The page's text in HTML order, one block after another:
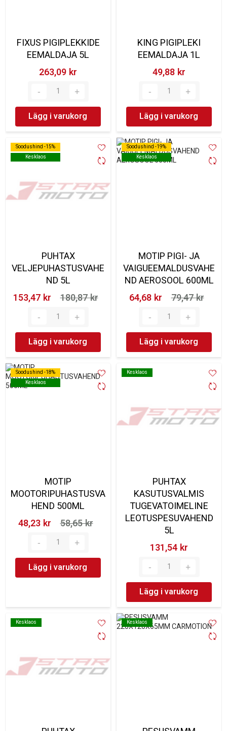
FIXUS PIGIPLEKKIDE
EEMALDAJA 5L
263,09 kr‎
Lägg i varukorg
KING PIGIPLEKI
EEMALDAJA 1L
49,88 kr‎
Lägg i varukorg
Soodushind -15%
Kesklaos
Soodushind -15%
Kesklaos
PUHTAX
VELJEPUHASTUSVAHE
ND 5L
153,47 kr‎
180,87 kr‎
Lägg i varukorg
Soodushind -19%
Kesklaos
Soodushind -19%
Kesklaos
MOTIP PIGI- JA
VAIGUEEMALDUSVAHE
ND AEROSOOL 600ML
64,68 kr‎
79,47 kr‎
Lägg i varukorg
Soodushind -18%
Kesklaos
Soodushind -18%
Kesklaos
MOTIP
MOOTORIPUHASTUSVA
HEND 500ML
48,23 kr‎
58,65 kr‎
Lägg i varukorg
Kesklaos
Kesklaos
PUHTAX
KASUTUSVALMIS
TUGEVATOIMELINE
LEOTUSPESUVAHEND
5L
131,54 kr‎
Lägg i varukorg
Kesklaos
Kesklaos Kesklaos
Kesklaos